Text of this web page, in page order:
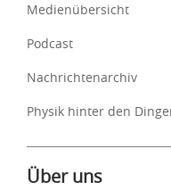
Medienübersicht
Podcast
Nachrichtenarchiv
Physik hinter den
Über uns